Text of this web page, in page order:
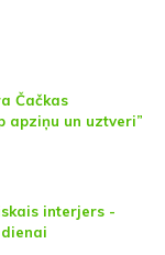
Čačkas
apziņu un uztveri”
interjers -